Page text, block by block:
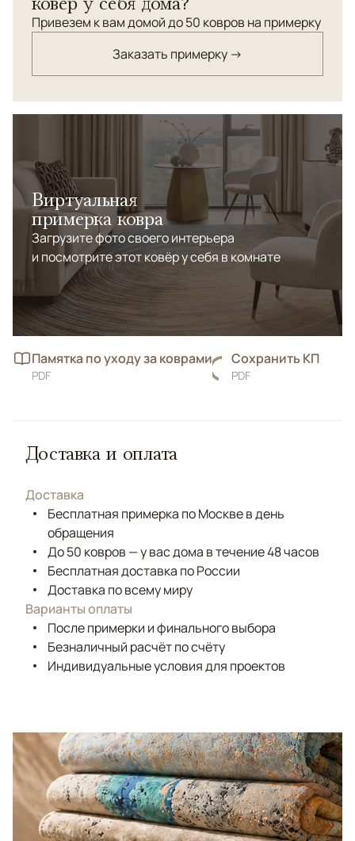
Привезем к вам домой до 50 ковров на примерку
Заказать примерку →
Виртуальная
примерка ковра
Загрузите фото своего интерьера
и посмотрите этот ковёр у себя в комнате
Памятка по уходу за коврами
PDF
Сохранить КП
PDF
Доставка и оплата
Доставка
Бесплатная примерка по Москве в день
обращения
До 50 ковров — у вас дома в течение 48 часов
Бесплатная доставка по России
Доставка по всему миру
Варианты оплаты
После примерки и финального выбора
Безналичный расчёт по счёту
Индивидуальные условия для проектов